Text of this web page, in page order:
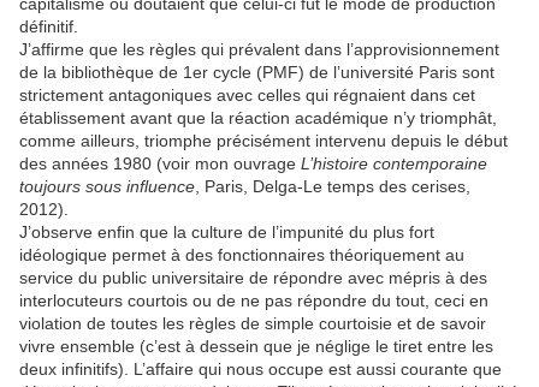
définitif.
J’affirme que les règles qui prévalent dans l’approvisionnement
de la bibliothèque de 1er cycle (PMF) de l’université Paris sont
strictement antagoniques avec celles qui régnaient dans cet
établissement avant que la réaction académique n’y triomphât,
comme ailleurs, triomphe précisément intervenu depuis le début
des années 1980 (voir mon ouvrage L’histoire contemporaine
toujours sous influence , Paris, Delga-Le temps des cerises,
2012).
J’observe enfin que la culture de l’impunité du plus fort
idéologique permet à des fonctionnaires théoriquement au
service du public universitaire de répondre avec mépris à des
interlocuteurs courtois ou de ne pas répondre du tout, ceci en
violation de toutes les règles de simple courtoisie et de savoir
vivre ensemble (c’est à dessein que je néglige le tiret entre les
deux infinitifs). L’affaire qui nous occupe est aussi courante que